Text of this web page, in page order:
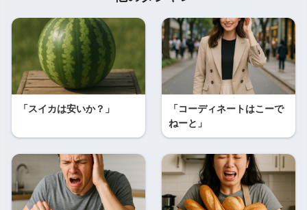
「スイカは安いか？」
「コーディネートはこーで
ねーと」